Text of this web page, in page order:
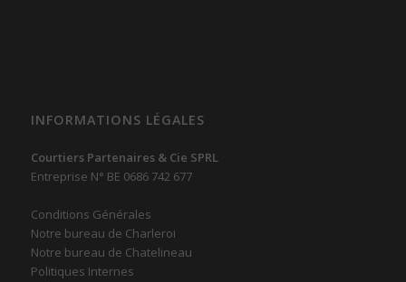
INFORMATIONS LÉGALES
Courtiers Partenaires & Cie SPRL
Entreprise N° BE 0686 742 677
Conditions Générales
Notre bureau de Charleroi
Notre bureau de Chatelineau
Politiques Internes